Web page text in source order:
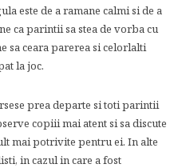
este de a ramane calmi si de a
ca parintii sa stea de vorba cu
sa ceara parerea si celorlalti
la joc.
prea departe si toti parintii
copiii mai atent si sa discute
mai potrivite pentru ei. In alte
in cazul in care a fost